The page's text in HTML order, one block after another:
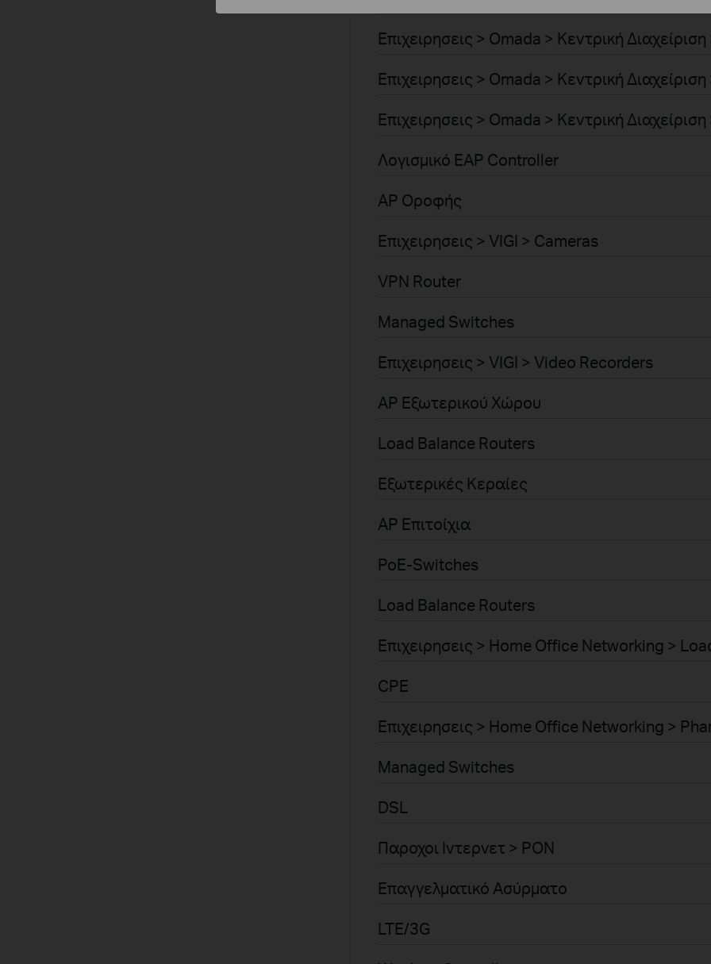
Επιχειρησεις > Omada > Κεντρική
Επιχειρησεις > Omada > Κεντρική
Επιχειρησεις > Omada > Κεντρική
Λογισμικό EAP Controller
AP Οροφής
Επιχειρησεις > VIGI > Cameras
VPN Router
Managed Switches
Επιχειρησεις > VIGI > Video Recorders
AP Εξωτερικού Χώρου
Load Balance Routers
Εξωτερικές Κεραίες
AP Επιτοίχια
PoE-Switches
Load Balance Routers
Επιχειρησεις > Home Office Networking >
CPE
Επιχειρησεις > Home Office Networking >
Managed Switches
DSL
Παροχοι Ιντερνετ > PON
Επαγγελματικό Ασύρματο
LTE/3G